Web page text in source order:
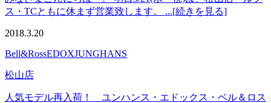
ス・TCともに休まず営業致します。 ...[続きを見る]
2018.3.20
Bell&RossEDOXJUNGHANS
松山店
人気モデル再入荷！ ユンハンス・エドックス・ベル＆ロス